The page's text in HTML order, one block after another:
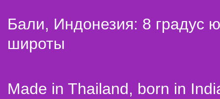
Бали, Индонезия: 8 градус
широты
Made in Thailand, born in